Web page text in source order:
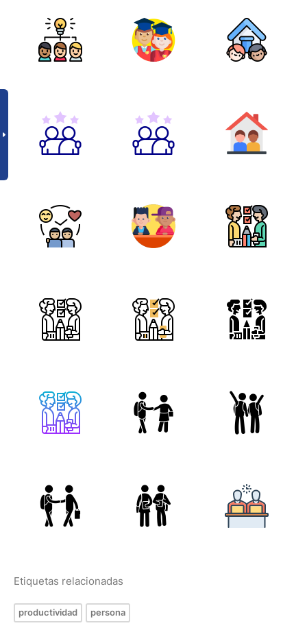
Etiquetas relacionadas
productividad persona